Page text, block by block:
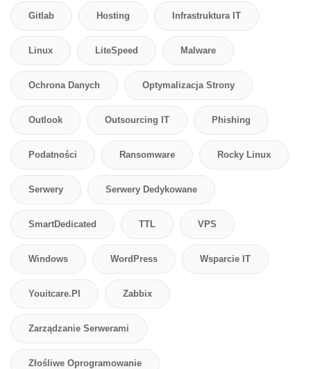
Gitlab Hosting Infrastruktura IT
Linux LiteSpeed Malware
Ochrona Danych Optymalizacja Strony
Outlook Outsourcing IT Phishing
Podatności Ransomware Rocky Linux
Serwery Serwery Dedykowane
SmartDedicated TTL VPS
Windows WordPress Wsparcie IT
Youitcare.pl Zabbix
Zarządzanie Serwerami
Złośliwe Oprogramowanie